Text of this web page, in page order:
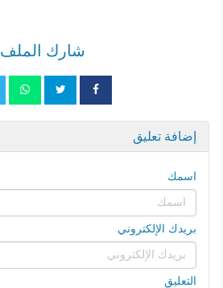
شارك الملف
إضافة تعليق
اسمك
بريدك الإلكتروني
التعليق